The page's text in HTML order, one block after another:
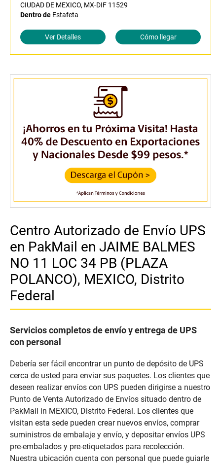
CIUDAD DE MEXICO, MX-DIF 11529
Dentro de Estafeta
Ver Detalles Cómo llegar
Centro Autorizado de Envío UPS
en PakMail en JAIME BALMES
NO 11 LOC 34 PB (PLAZA
POLANCO), MEXICO, Distrito
Federal
Servicios completos de envío y entrega de UPS
con personal
Debería ser fácil encontrar un punto de depósito de UPS
cerca de usted para enviar sus paquetes. Los clientes que
deseen realizar envíos con UPS pueden dirigirse a nuestro
Punto de Venta Autorizado de Envíos situado dentro de
PakMail in MEXICO, Distrito Federal. Los clientes que
visitan esta sede pueden crear nuevos envíos, comprar
suministros de embalaje y envío, y depositar envíos UPS
pre-embalados y pre-etiquetados para recolección.
Nuestra ubicación cuenta con personal que puede guiarle